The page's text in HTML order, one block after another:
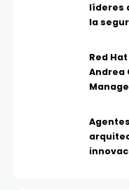
líderes
la
Red
Andrea